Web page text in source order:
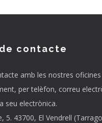
contacte
amb les nostres
per telèfon, correu
seu electrònica.
5. 43700, El Vendrell